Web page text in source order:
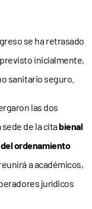
se ha retrasado
inicialmente,
sanitario seguro.
las dos
sede de la citabienal
ordenamiento
a académicos,
jurídicos